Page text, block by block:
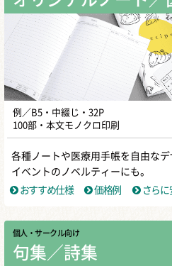
例／B5・中綴じ・32P
100部・本文モノクロ印刷
各種ノートや医療用手帳を自由なデ
イベントのノベルティーにも。
おすすめ仕様
価格例 さらに
個人・サークル向け
句集／詩集